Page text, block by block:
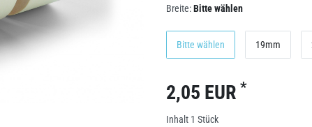
Breite:Bitte wählen
Bitte wählen 19mm
2,05 EUR *
Inhalt 1 Stück